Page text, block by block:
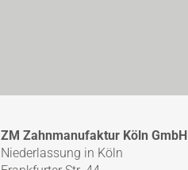
ZM Zahnmanufaktur Köln GmbH
Niederlassung in Köln